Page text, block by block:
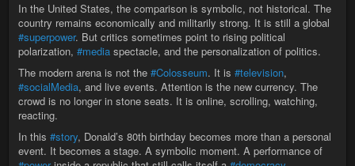
In the United States, the comparison is symbolic, not historical. The
country remains economically and militarily strong. It is still a global
#superpower. But critics sometimes point to rising political
polarization, #media spectacle, and the personalization of politics.
The modern arena is not the #Colosseum. It is #television,
#socialMedia, and live events. Attention is the new currency. The
crowd is no longer in stone seats. It is online, scrolling, watching,
reacting.
In this #story, Donald’s 80th birthday becomes more than a personal
event. It becomes a stage. A symbolic moment. A performance of